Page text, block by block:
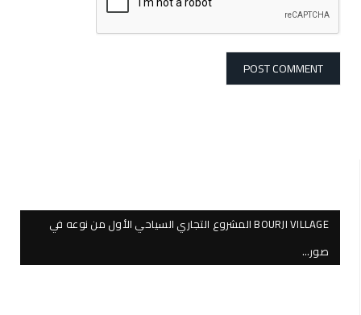
BOURJI VILLAGE المشروع التجاري السياحي الأول من نوعه في
صور…